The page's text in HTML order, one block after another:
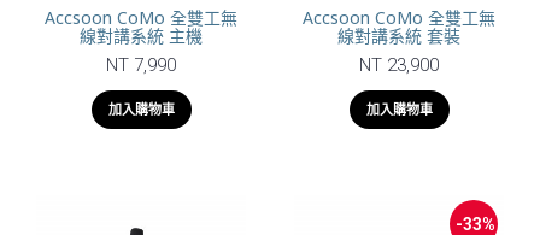
Accsoon CoMo 全雙工無
線對講系統 主機
NT 7,990
加入購物車
Accsoon CoMo 全雙工無
線對講系統 套裝
NT 23,900
加入購物車
-33%